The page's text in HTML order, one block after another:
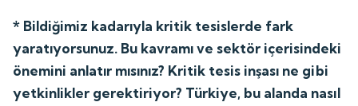
* Bildiğimiz kadarıyla kritik tesislerde fark
yaratıyorsunuz. Bu kavramı ve sektör içerisindeki
önemini anlatır mısınız? Kritik tesis inşası ne gibi
yetkinlikler gerektiriyor? Türkiye, bu alanda nasıl